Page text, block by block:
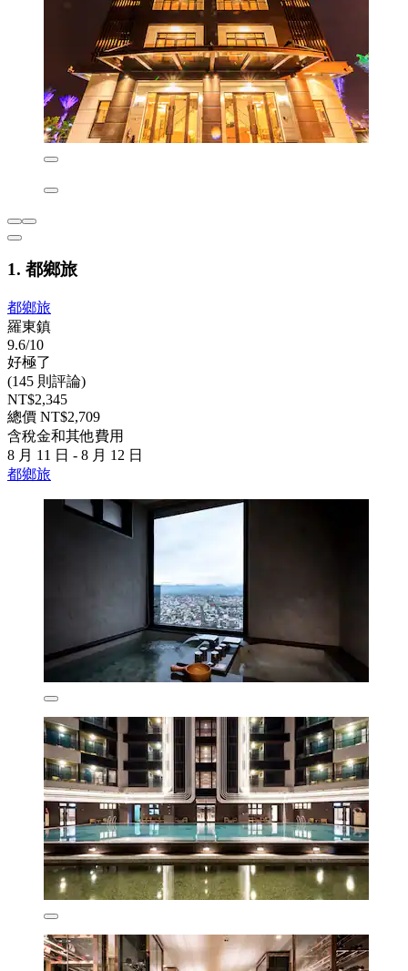
1. 都鄉旅
都鄉旅
羅東鎮
9.6/10
好極了
(145 則評論)
NT$2,345
總價 NT$2,709
含稅金和其他費用
8 月 11 日 - 8 月 12 日
都鄉旅